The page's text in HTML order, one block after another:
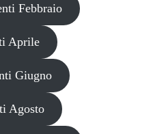
Febbraio
Aprile
Giugno
Agosto